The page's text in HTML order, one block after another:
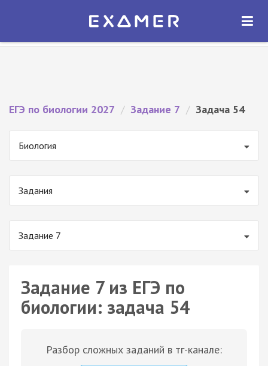
Экзамер — ЕГЭ 2027
ОТКРЫТЬ
ЕГЭ по биологии 2027 / Задание 7 / Задача 54
Биология
Задания
Задание 7
Задание 7 из ЕГЭ по
биологии: задача 54
Разбор сложных заданий в тг-канале: